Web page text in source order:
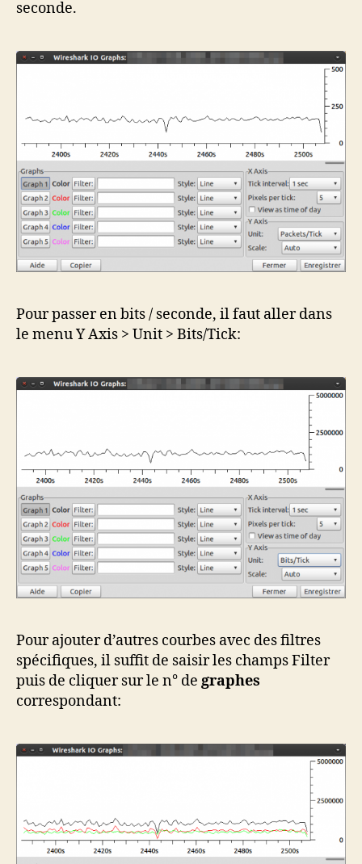
seconde.
Pour passer en bits / seconde, il faut aller dans
le menu Y Axis > Unit > Bits/Tick:
Pour ajouter d’autres courbes avec des filtres
spécifiques, il suffit de saisir les champs Filter
puis de cliquer sur le n° de graphes
correspondant: